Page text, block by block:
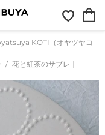
お
気
入
り
カ
ー
KOTI（オヤツヤコ
花と紅茶のサブレ｜